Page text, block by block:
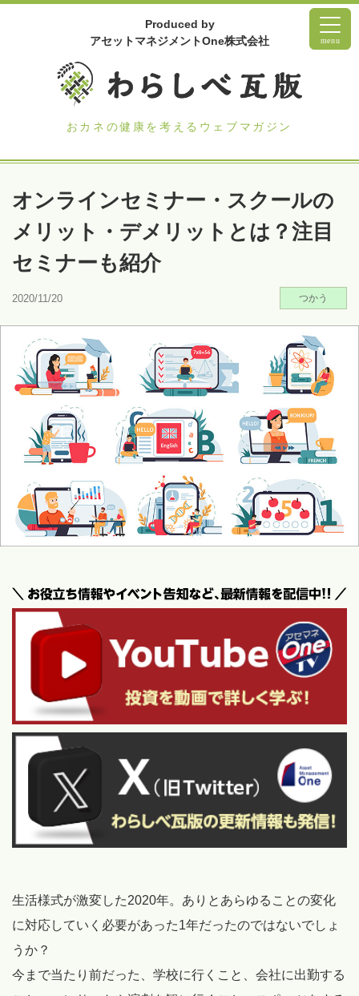
Produced by
アセットマネジメントOne株式会社
おカネの健康を考えるウェブマガジン
menu
オンラインセミナー・スクールの
メリット・デメリットとは？注目
セミナーも紹介
2020/11/20 つかう
生活様式が激変した2020年。ありとあらゆることの変化
に対応していく必要があった1年だったのではないでしょ
うか？
今まで当たり前だった、学校に行くこと、会社に出勤する